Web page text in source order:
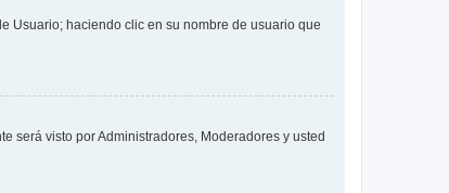
Usuario; haciendo clic en su nombre de usuario que
será visto por Administradores, Moderadores y usted